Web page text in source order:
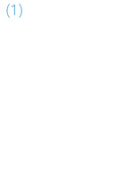
(1)